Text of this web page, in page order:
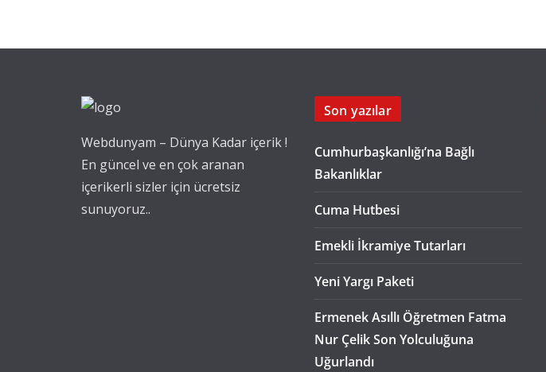
Webdunyam – Dünya Kadar içerik !
En güncel ve en çok aranan
içerikerli sizler için ücretsiz
sunuyoruz..
Son yazılar
Cumhurbaşkanlığı’na Bağlı
Bakanlıklar
Cuma Hutbesi
Emekli İkramiye Tutarları
Yeni Yargı Paketi
Ermenek Asıllı Öğretmen Fatma
Nur Çelik Son Yolculuğuna
Uğurlandı